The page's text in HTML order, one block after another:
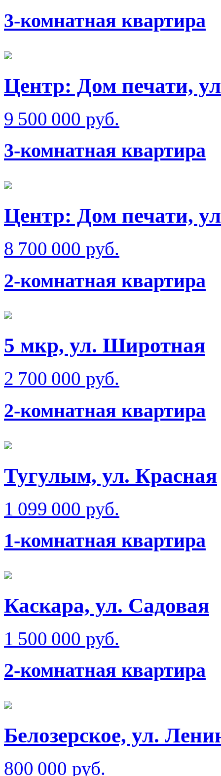
3-комнатная квартира
Центр: Дом печати,
9 500 000 руб.
3-комнатная квартира
Центр: Дом печати,
8 700 000 руб.
2-комнатная квартира
5 мкр, ул. Широтная
2 700 000 руб.
2-комнатная квартира
Тугулым, ул. Красная
1 099 000 руб.
1-комнатная квартира
Каскара, ул. Садовая
1 500 000 руб.
2-комнатная квартира
Белозерское, ул.
800 000 руб.